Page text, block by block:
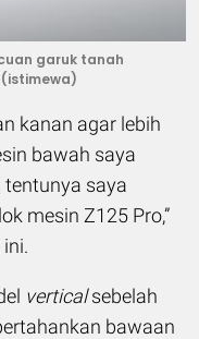
garuk tanah
(istimewa)
kanan agar lebih
bawah saya
tentunya saya
mesin Z125 Pro,”
verticalsebelah
bawaan